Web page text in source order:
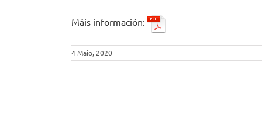
Máis información:
4 Maio, 2020